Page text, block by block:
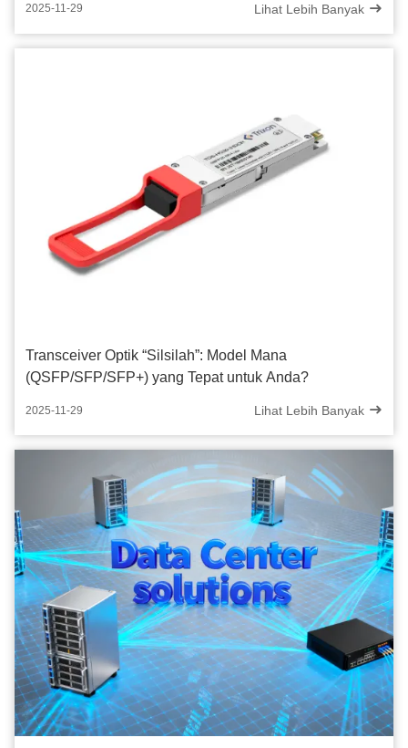
2025-11-29 Lihat Lebih Banyak
Transceiver Optik “Silsilah”: Model Mana
(QSFP/SFP/SFP+) yang Tepat untuk Anda?
2025-11-29 Lihat Lebih Banyak